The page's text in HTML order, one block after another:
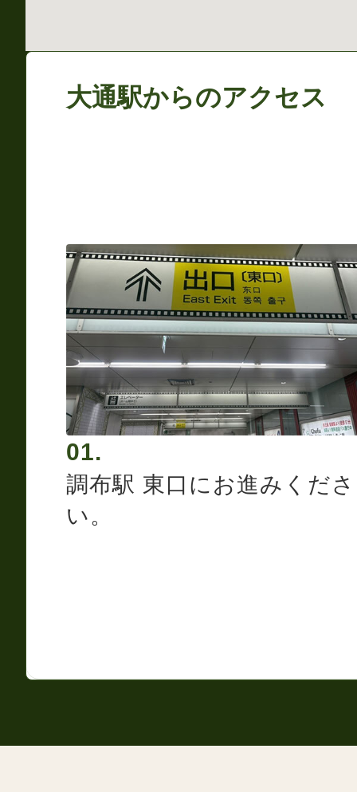
大通駅からのアクセス
01.
調布駅 東口にお進みくださ
い。